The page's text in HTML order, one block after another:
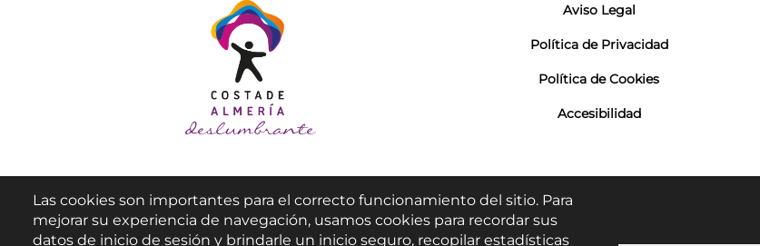
Aviso Legal
Política de Privacidad
Política de Cookies
Accesibilidad
Las cookies son importantes para el correcto funcionamiento del sitio. Para
mejorar su experiencia de navegación, usamos cookies para recordar sus
datos de inicio de sesión y brindarle un inicio seguro, recopilar estadísticas